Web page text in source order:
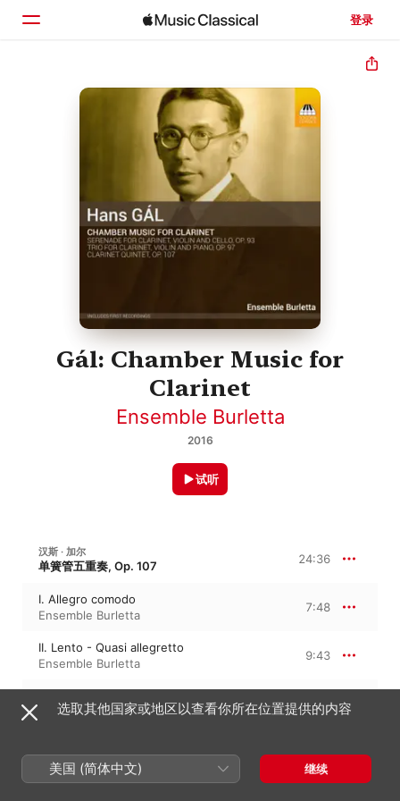
登录
主页
Gál: Chamber Music for
Clarinet
Ensemble Burletta
2016
试听
汉斯 · 加尔
单簧管五重奏, Op. 107 24:36
I. Allegro comodo
Ensemble Burletta
7:48
II. Lento - Quasi allegretto
Ensemble Burletta
9:43
Ensemble Burletta
7:05
汉斯 · 加尔
Clarinet Trio, Op. 97 20:31
选取其他国家或地区以查看你所在位置提供的内容
美国 (简体中文) 继续